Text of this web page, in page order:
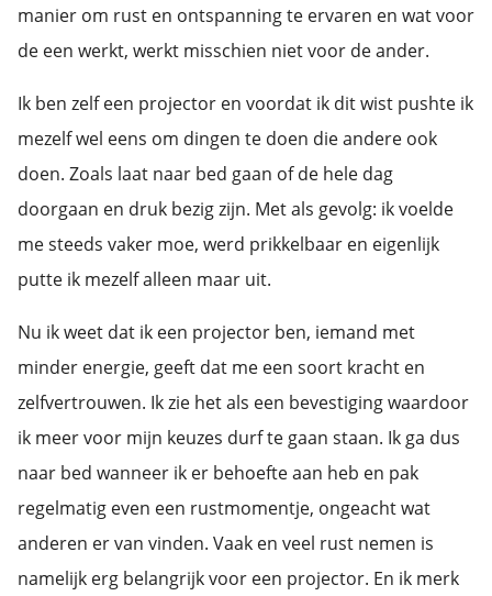
manier om rust en ontspanning te ervaren en wat voor
de een werkt, werkt misschien niet voor de ander.
Ik ben zelf een projector en voordat ik dit wist pushte ik
mezelf wel eens om dingen te doen die andere ook
doen. Zoals laat naar bed gaan of de hele dag
doorgaan en druk bezig zijn. Met als gevolg: ik voelde
me steeds vaker moe, werd prikkelbaar en eigenlijk
putte ik mezelf alleen maar uit.
Nu ik weet dat ik een projector ben, iemand met
minder energie, geeft dat me een soort kracht en
zelfvertrouwen. Ik zie het als een bevestiging waardoor
ik meer voor mijn keuzes durf te gaan staan. Ik ga dus
naar bed wanneer ik er behoefte aan heb en pak
regelmatig even een rustmomentje, ongeacht wat
anderen er van vinden. Vaak en veel rust nemen is
namelijk erg belangrijk voor een projector. En ik merk